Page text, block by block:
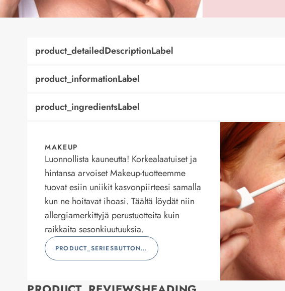
product_detailedDescriptionLabel
product_informationLabel
product_ingredientsLabel
MAKEUP
Luonnollista kauneutta! Korkealaatuiset ja
hintansa arvoiset Makeup-tuotteemme
tuovat esiin uniikit kasvonpiirteesi samalla
kun ne hoitavat ihoasi. Täältä löydät niin
allergiamerkittyjä perustuotteita kuin
raikkaita sesonkiuutuuksia.
PRODUCT_SERIESBUTTONLABEL